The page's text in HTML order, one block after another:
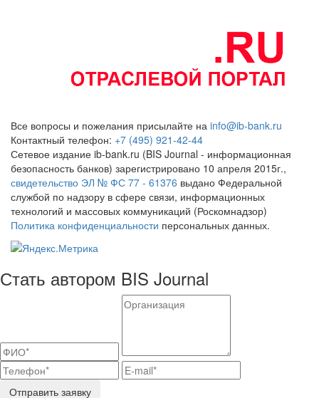
Все вопросы и пожелания присылайте на info@ib-bank.ru
Контактный телефон: +7 (495) 921-42-44
Сетевое издание ib-bank.ru (BIS Journal - информационная
безопасность банков) зарегистрировано 10 апреля 2015г.,
свидетельство ЭЛ № ФС 77 - 61376 выдано Федеральной
службой по надзору в сфере связи, информационных
технологий и массовых коммуникаций (Роскомнадзор)
Политика конфиденциальности персональных данных.
Стать автором BIS Journal
Отправить заявку